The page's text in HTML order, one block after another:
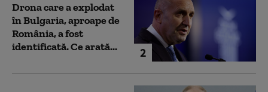
2
Drona care a explodat
în Bulgaria, aproape de
România, a fost
identificată. Ce arată...